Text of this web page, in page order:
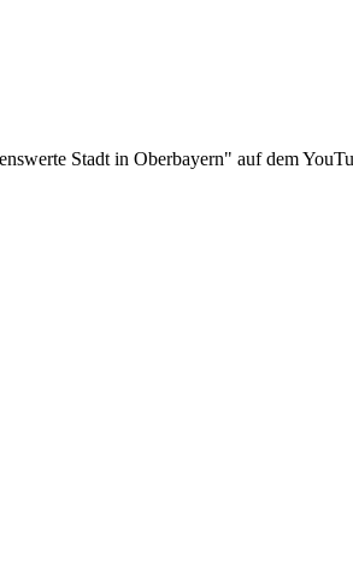
Stadt in Oberbayern" auf dem